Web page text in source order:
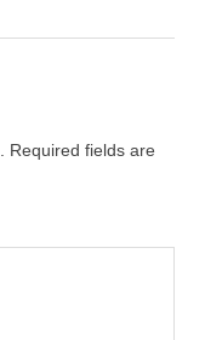
Required fields are